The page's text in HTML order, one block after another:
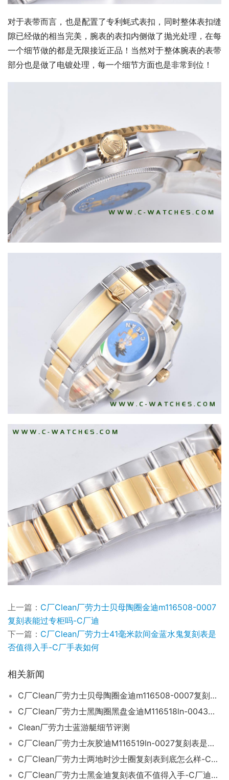
对于表带而言，也是配置了专利蚝式表扣，同时整体表扣缝
隙已经做的相当完美，腕表的表扣内侧做了抛光处理，在每
一个细节做的都是无限接近正品！当然对于整体腕表的表带
部分也是做了电镀处理，每一个细节方面也是非常到位！
上一篇： C厂Clean厂劳力士贝母陶圈金迪m116508-0007
复刻表能过专柜吗-C厂迪
下一篇： C厂Clean厂劳力士41毫米款间金蓝水鬼复刻表是
否值得入手-C厂手表如何
相关新闻
C厂Clean厂劳力士贝母陶圈金迪m116508-0007复刻表是否会一眼假-C厂迪
C厂Clean厂劳力士黑陶圈黑盘金迪M116518ln-0043复刻表会不会一眼假-C厂迪
Clean厂劳力士蓝游艇细节评测
C厂Clean厂劳力士灰胶迪M116519ln-0027复刻表是否值得入手-C厂迪值得入手吗
C厂Clean厂劳力士两地时沙士圈复刻表到底怎么样-C厂手表
C厂Clean厂劳力士黑金迪复刻表值不值得入手-C厂迪通拿如何